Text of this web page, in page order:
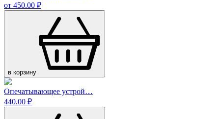
от 450.00 ₽
в корзину
Опечатывающее устрой…
440.00 ₽